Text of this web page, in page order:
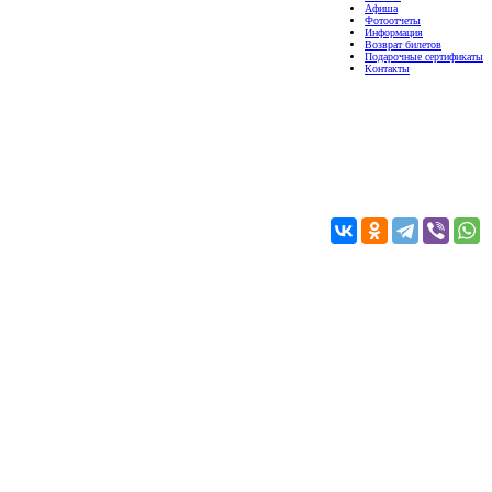
Афиша
Фотоотчеты
Информация
Возврат билетов
Подарочные сертификаты
Контакты